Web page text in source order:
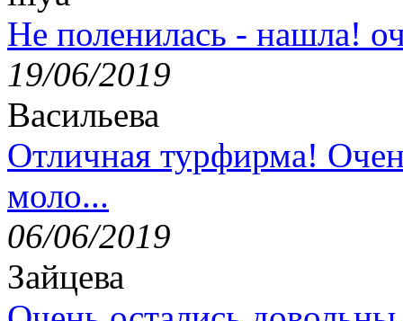
Не поленилась - нашла!
19/06/2019
Васильева
Отличная турфирма!
моло...
06/06/2019
Зайцева